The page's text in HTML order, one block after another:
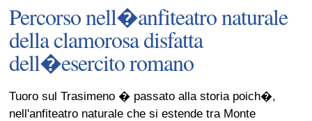
Percorso nell�anfiteatro naturale
della clamorosa disfatta
dell�esercito romano
Tuoro sul Trasimeno � passato alla storia poich�,
nell'anfiteatro naturale che si estende tra Monte